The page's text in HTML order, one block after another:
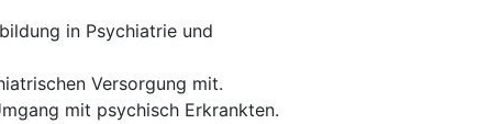
in Psychiatrie und
Versorgung mit.
mit psychisch Erkrankten.